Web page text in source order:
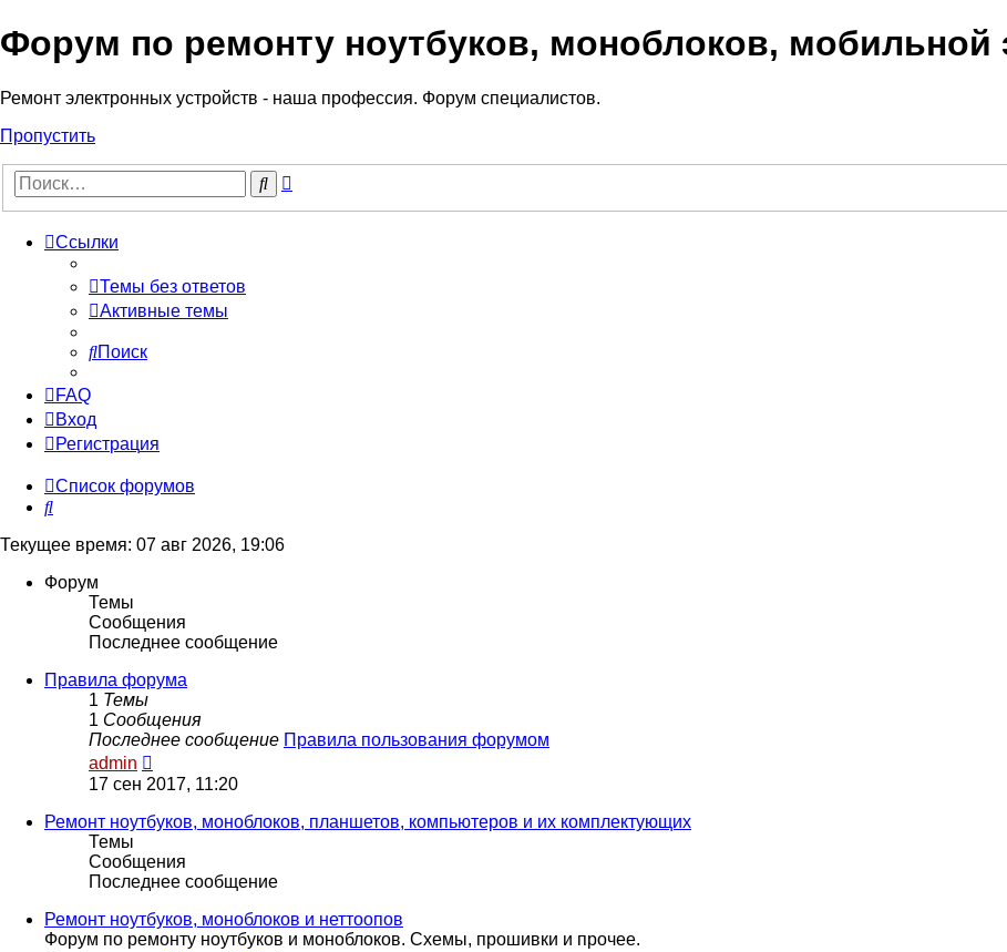
Регистрация
Форум по ремонту ноутбуков, моноблоков, мобильной
Ремонт электронных устройств - наша профессия. Форум специалистов.
Пропустить
Поиск
Ссылки
Темы без ответов
Активные темы
Поиск
FAQ
Вход
Регистрация
Список форумов
Поиск
Текущее время: 07 авг 2026, 19:06
Форум
Темы
Сообщения
Последнее сообщение
Правила форума
1 Темы
1 Сообщения
Последнее сообщение Правила пользования форумом
admin
к
сообщению
17 сен 2017, 11:20
Ремонт ноутбуков, моноблоков, планшетов, компьютеров и их комплектующих
Темы
Сообщения
Последнее сообщение
Ремонт ноутбуков, моноблоков и неттоопов
Форум по ремонту ноутбуков и моноблоков. Схемы, прошивки и прочее.